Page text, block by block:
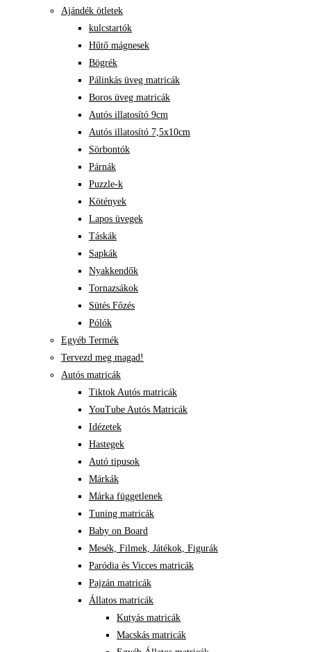
Ajándék ötletek
kulcstartók
Hűtő mágnesek
Bögrék
Pálinkás üveg matricák
Boros üveg matricák
Autós illatosító 9cm
Autós illatosító 7,5x10cm
Sörbontók
Párnák
Puzzle-k
Kötények
Lapos üvegek
Táskák
Sapkák
Nyakkendők
Tornazsákok
Sütés Főzés
Pólók
Egyéb Termék
Tervezd meg magad!
Autós matricák
Tiktok Autós matricák
YouTube Autós Matricák
Idézetek
Hastegek
Autó tipusok
Márkák
Márka függetlenek
Tuning matricák
Baby on Board
Mesék, Filmek, Játékok, Figurák
Paródia és Vicces matricák
Pajzán matricák
Állatos matricák
Kutyás matricák
Macskás matricák